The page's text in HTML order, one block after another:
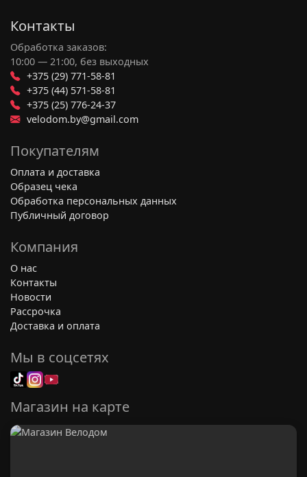
Контакты
Обработка заказов:
10:00 — 21:00, без выходных
+375 (29) 771-58-81
+375 (44) 571-58-81
+375 (25) 776-24-37
velodom.by@gmail.com
Покупателям
Оплата и доставка
Образец чека
Обработка персональных данных
Публичный договор
Компания
О нас
Контакты
Новости
Рассрочка
Доставка и оплата
Мы в соцсетях
Магазин на карте